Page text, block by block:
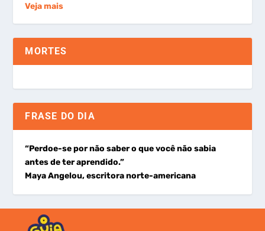
Veja mais
MORTES
FRASE DO DIA
“Perdoe-se por não saber o que você não sabia
antes de ter aprendido.”
Maya Angelou, escritora norte-americana